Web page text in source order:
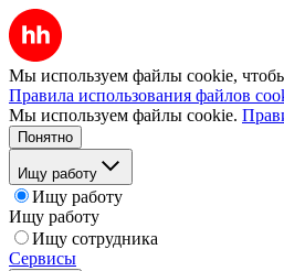
Мы используем файлы cookie, чтобы
Правила использования файлов
Мы используем файлы cookie.
Понятно
Ищу работу
Ищу работу
Ищу работу
Ищу сотрудника
Сервисы